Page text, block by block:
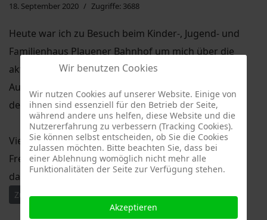
18. September 2020 Zugriffe: 3688
Heute war ich zu Besuch beim Kinder-, Jugend- und
Familienhaus Plauener Bahnhof um mich über die
aktuellen Aufgaben und Themen sowie die
Auswirkungen der bevorstehenden Arbeiten entlang
der Bahntrasse zu informieren.
Vielen Dank für die Einladung und weiterhin viel
Freude bei der tollen Arbeit für den Stadtteil - und
darüber hinaus.
Vorheriger Beitrag: 13. Sitzung des Stadtbezirksbeirates
Zurück Nächster Beitrag: 12. Sitzung des
Weiter
Wir benutzen Cookies
Wir nutzen Cookies auf unserer Website. Einige von
ihnen sind essenziell für den Betrieb der Seite,
während andere uns helfen, diese Website und die
Nutzererfahrung zu verbessern (Tracking Cookies).
Sie können selbst entscheiden, ob Sie die Cookies
zulassen möchten. Bitte beachten Sie, dass bei
einer Ablehnung womöglich nicht mehr alle
Funktionalitäten der Seite zur Verfügung stehen.
Akzeptieren